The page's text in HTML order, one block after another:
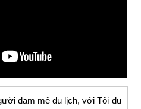
đam mê du lịch, với Tôi du